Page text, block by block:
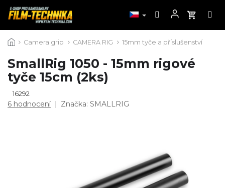
na
Camera grip CAMERA RIG 15mm tyče a příslušenství
SmallRig 1050 - 15mm rigové
tyče 15cm (2ks)
16292
Průměrné
6 hodnocení Značka: SMALLRIG